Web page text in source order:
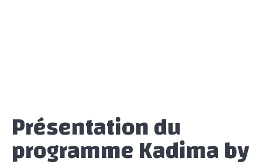
Présentation du
programme Kadima by